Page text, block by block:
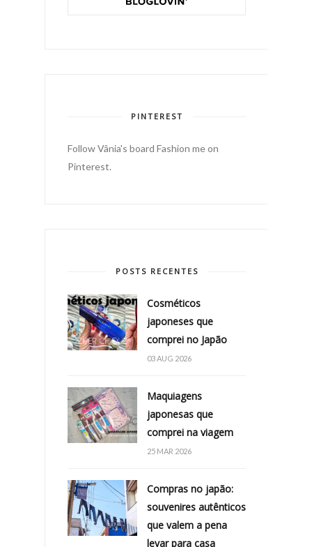
PINTEREST
Follow Vânia's board Fashion me on
Pinterest.
POSTS RECENTES
Cosméticos
japoneses que
comprei no Japão
03 AUG 2026
Maquiagens
japonesas que
comprei na viagem
25 MAR 2026
Compras no japão:
souvenires autênticos
que valem a pena
levar para casa